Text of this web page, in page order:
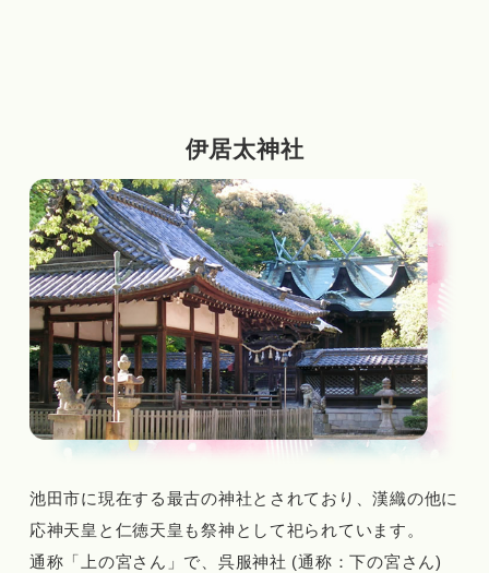
伊居太神社
池田市に現在する最古の神社とされており、漢織の他に
応神天皇と仁徳天皇も祭神として祀られています。
通称「上の宮さん」で、呉服神社 (通称：下の宮さん)